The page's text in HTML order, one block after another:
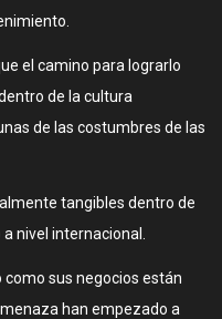
el camino para lograrlo
de la cultura
de las costumbres de las
tangibles dentro de
nivel internacional.
sus negocios están
han empezado a